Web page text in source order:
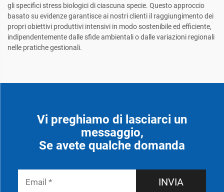
gli specifici stress biologici di ciascuna specie. Questo approccio
basato su evidenze garantisce ai nostri clienti il raggiungimento dei
propri obiettivi produttivi intensivi in modo sostenibile ed efficiente,
indipendentemente dalle sfide ambientali o dalle variazioni regionali
nelle pratiche gestionali.
Vi preghiamo di lasciarci un
messaggio,
Se avete qualche domanda
INVIA